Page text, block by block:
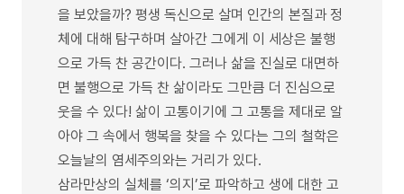
을 보았을까? 평생 독신으로 살며 인간의 본질과 정
체에 대해 탐구하며 살아간 그에게 이 세상은 불행
으로 가득 찬 공간이다. 그러나 삶을 진실로 대면하
면 불행으로 가득 찬 삶이라도 그만큼 더 진심으로
웃을 수 있다! 삶이 고통이기에 그 고통을 제대로 알
아야 그 속에서 행복을 찾을 수 있다는 그의 철학은
오늘날의 염세주의와는 거리가 있다.
삼라만상의 실체를 ‘의지’로 파악하고 생에 대한 고